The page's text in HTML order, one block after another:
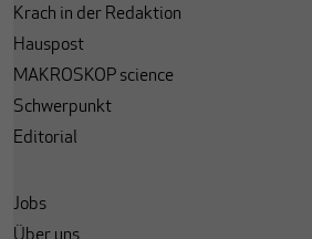
Krach in der Redaktion
Hauspost
MAKROSKOP science
Schwerpunkt
Editorial
Jobs
Über uns